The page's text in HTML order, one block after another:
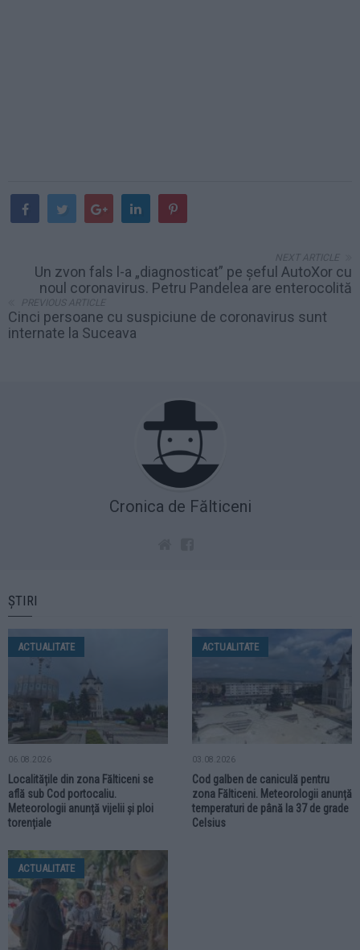
NEXT ARTICLE
Un zvon fals l-a „diagnosticat” pe șeful AutoXor cu
noul coronavirus. Petru Pandelea are enterocolită
PREVIOUS ARTICLE
Cinci persoane cu suspiciune de coronavirus sunt
internate la Suceava
Cronica de Fălticeni
ȘTIRI
ACTUALITATE
06.08.2026
Localitățile din zona Fălticeni se
află sub Cod portocaliu.
Meteorologii anunță vijelii și ploi
torențiale
ACTUALITATE
03.08.2026
Cod galben de caniculă pentru
zona Fălticeni. Meteorologii anunță
temperaturi de până la 37 de grade
Celsius
ACTUALITATE